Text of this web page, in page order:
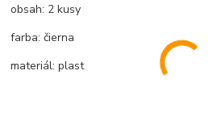
obsah: 2 kusy
farba: čierna
materiál: plast